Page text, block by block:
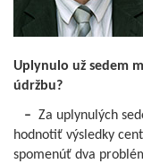
Uplynulo už sedem
údržbu?
– Za uplynulých
hodnotiť výsledky
spomenúť dva